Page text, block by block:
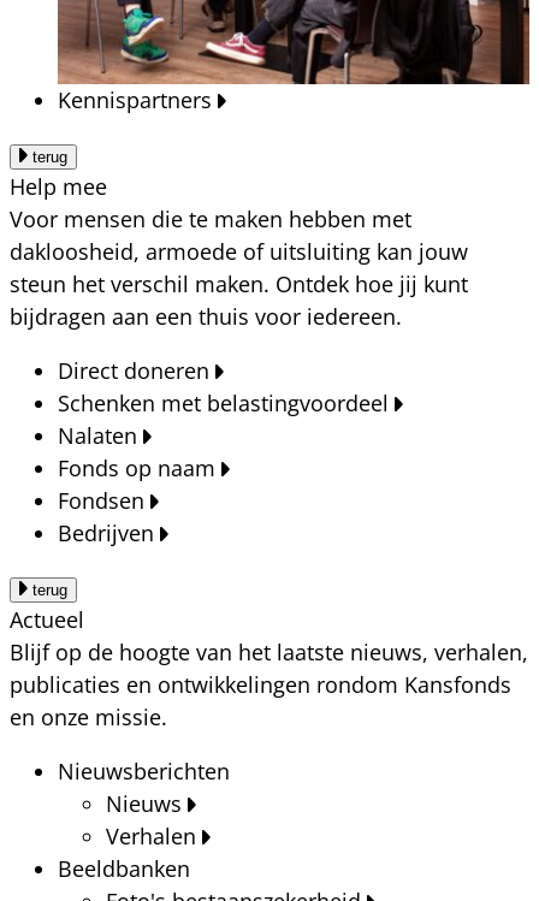
Kennispartners
terug
Help mee
Voor mensen die te maken hebben met
dakloosheid, armoede of uitsluiting kan jouw
steun het verschil maken. Ontdek hoe jij kunt
bijdragen aan een thuis voor iedereen.
Direct doneren
Schenken met belastingvoordeel
Nalaten
Fonds op naam
Fondsen
Bedrijven
terug
Actueel
Blijf op de hoogte van het laatste nieuws, verhalen,
publicaties en ontwikkelingen rondom Kansfonds
en onze missie.
Nieuwsberichten
Nieuws
Verhalen
Beeldbanken